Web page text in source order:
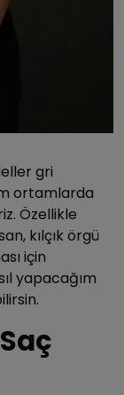
gri
ortamlarda
Özellikle
kılçık örgü
için
yapacağım